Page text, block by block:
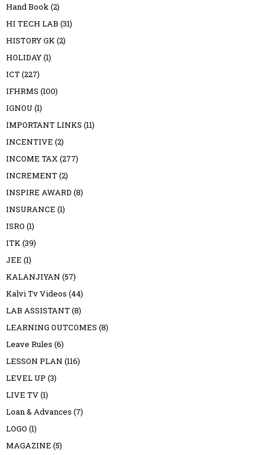
Hand Book(2)
HI TECH LAB (31)
HISTORY GK(2)
HOLIDAY(1)
ICT(227)
IFHRMS (100)
IGNOU (1)
IMPORTANT LINKS (11)
INCENTIVE (2)
INCOME TAX(277)
INCREMENT(2)
INSPIRE AWARD (8)
INSURANCE (1)
ISRO (1)
ITK(39)
JEE (1)
KALANJIYAN (57)
Kalvi Tv Videos (44)
LAB ASSISTANT(8)
LEARNING OUTCOMES (8)
Leave Rules (6)
LESSON PLAN (116)
LEVEL UP (3)
LIVE TV(1)
Loan & Advances (7)
LOGO (1)
MAGAZINE (5)